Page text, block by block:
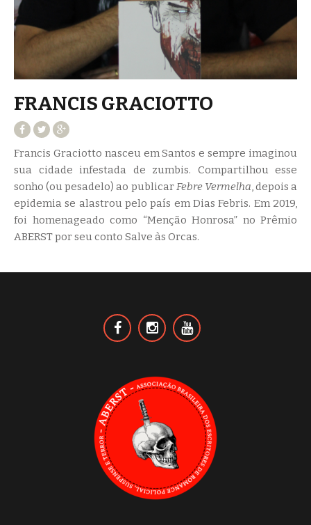
FRANCIS GRACIOTTO
Francis Graciotto nasceu em Santos e sempre imaginou
sua cidade infestada de zumbis. Compartilhou esse
sonho (ou pesadelo) ao publicarFebre Vermelha, depois a
epidemia se alastrou pelo país em Dias Febris. Em 2019,
foi homenageado como “Menção Honrosa” no Prêmio
ABERST por seu conto Salve às Orcas.